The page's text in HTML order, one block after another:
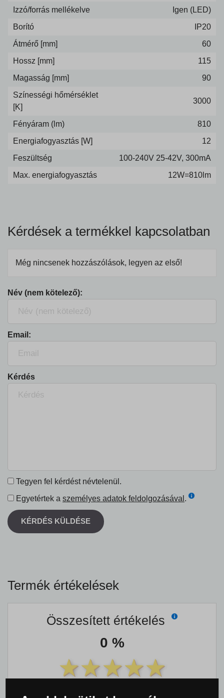
Izzó/forrás mellékelve
Igen (LED)
Borító
IP20
Átmérő [mm]
60
Hossz [mm]
115
Magasság [mm]
90
Színességi hőmérséklet
[K]
3000
Fényáram (lm)
810
Energiafogyasztás [W]
12
Feszültség
100-240V 25-42V, 300mA
Max. energiafogyasztás
12W=810lm
Kérdések a termékkel kapcsolatban
Még nincsenek hozzászólások, legyen az első!
Név (nem kötelező):
Email:
Kérdés
Tegyen fel kérdést névtelenül.
Egyetértek a személyes adatok feldolgozásával .
KÉRDÉS KÜLDÉSE
Termék értékelések
Összesített értékelés
0 %
Ezt a terméket még senki sem értékelte